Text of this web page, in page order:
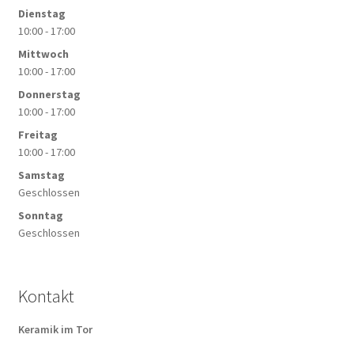
Dienstag
10:00 - 17:00
Mittwoch
10:00 - 17:00
Donnerstag
10:00 - 17:00
Freitag
10:00 - 17:00
Samstag
Geschlossen
Sonntag
Geschlossen
Kontakt
Keramik im Tor